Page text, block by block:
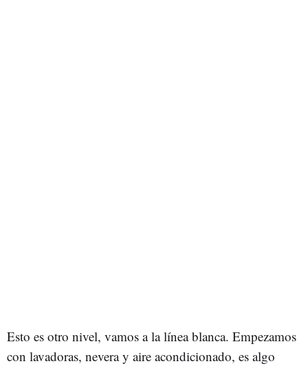
Esto es otro nivel, vamos a la línea blanca. Empezamos
con lavadoras, nevera y aire acondicionado, es algo